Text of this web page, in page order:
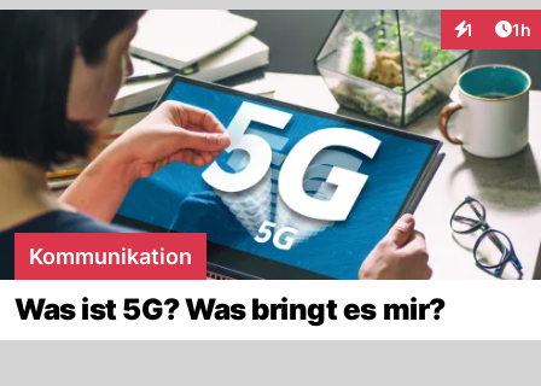
1 1h
Kommunikation
Was ist 5G? Was bringt es mir?